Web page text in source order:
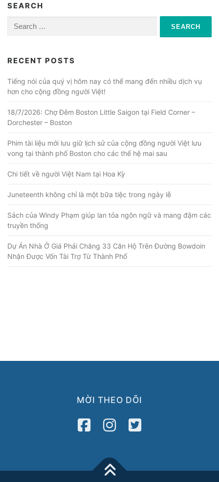
SEARCH
for:
RECENT POSTS
Tiếng nói của quý vị hôm nay có thể mang đến nhiều dịch vụ
hơn cho cộng đồng người Việt!
18/7/2026: Chợ Đêm Boston Little Saigon tại Field Corner –
Dorchester – Boston
Phim tài liệu mới lưu giữ lịch sử của cộng đồng người Việt lưu
vong tại thành phố Boston cho các thế hệ mai sau
Chi tiết về người Việt Nam tại Hoa Kỳ
Juneteenth không chỉ là một bữa tiệc trong ngày lễ
Sách của Windy Phạm giúp lan tỏa ngôn ngữ và mang đậm các
truyền thống
Dự Án Nhà Ở Giá Phải Chăng 33 Căn Hộ Trên Đường Bowdoin
Nhận Được Vốn Tài Trợ Từ Thành Phố
MỜI THEO DÕI